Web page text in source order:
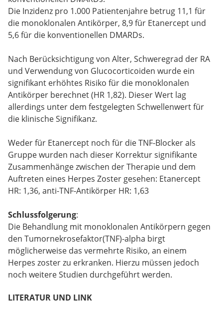
Die Inzidenz pro 1.000 Patientenjahre betrug 11,1 für
die monoklonalen Antikörper, 8,9 für Etanercept und
5,6 für die konventionellen DMARDs.
Nach Berücksichtigung von Alter, Schweregrad der RA
und Verwendung von Glucocorticoiden wurde ein
signifikant erhöhtes Risiko für die monoklonalen
Antikörper berechnet (HR 1,82). Dieser Wert lag
allerdings unter dem festgelegten Schwellenwert für
die klinische Signifikanz.
Weder für Etanercept noch für die TNF-Blocker als
Gruppe wurden nach dieser Korrektur signifikante
Zusammenhänge zwischen der Therapie und dem
Auftreten eines Herpes Zoster gesehen: Etanercept
HR: 1,36, anti-TNF-Antikörper HR: 1,63
Schlussfolgerung:
Die Behandlung mit monoklonalen Antikörpern gegen
den Tumornekrosefaktor(TNF)-alpha birgt
möglicherweise das vermehrte Risiko, an einem
Herpes zoster zu erkranken. Hierzu müssen jedoch
noch weitere Studien durchgeführt werden.
LITERATUR UND LINK